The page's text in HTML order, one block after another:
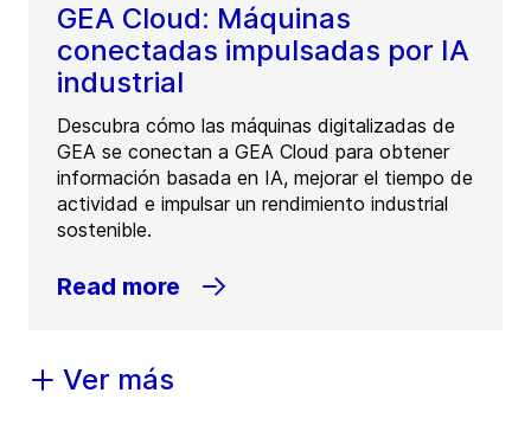
GEA Cloud: Máquinas
conectadas impulsadas por IA
industrial
Descubra cómo las máquinas digitalizadas de
GEA se conectan a GEA Cloud para obtener
información basada en IA, mejorar el tiempo de
actividad e impulsar un rendimiento industrial
sostenible.
Read more
Ver más